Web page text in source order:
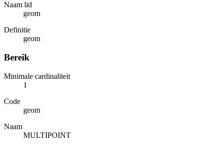
Naam lid
geom
Definitie
geom
Bereik
Minimale cardinaliteit
1
Code
geom
Naam
MULTIPOINT